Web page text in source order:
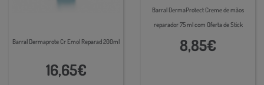
Barral Dermaprote Cr Emol Reparad 200ml
16,65€
Barral DermaProtect Creme de mãos
reparador 75 ml com Oferta de Stick
reparador de lábios 4.8 g
8,85€